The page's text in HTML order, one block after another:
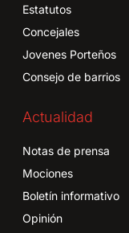
Estatutos
Concejales
Jovenes Porteños
Consejo de barrios
Actualidad
Notas de prensa
Mociones
Boletín informativo
Opinión